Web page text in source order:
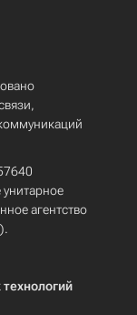
агентство